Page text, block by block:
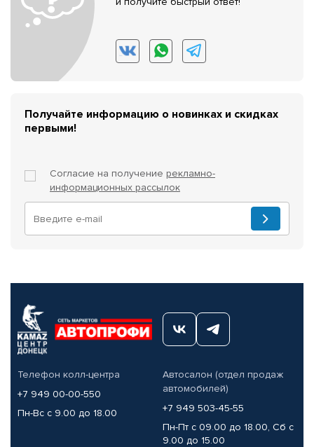
Получайте информацию о новинках и скидках
первыми!
Согласие на получение рекламно-
информационных рассылок
Телефон колл-центра
+7 949 00-00-550
Пн-Вс с 9.00 до 18.00
Автосалон (отдел продаж
автомобилей)
+7 949 503-45-55
Пн-Пт с 09.00 до 18.00, Сб с
9.00 до 15.00